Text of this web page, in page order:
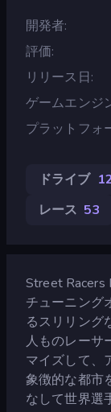
開発者
評価
リリース日
ゲームエンジ
プラットフォ
ドライブ
レース 53
Street Racers
チューニング
るスリリング
人ものレーサ
マイズして、
象徴的な都市
なして世界選